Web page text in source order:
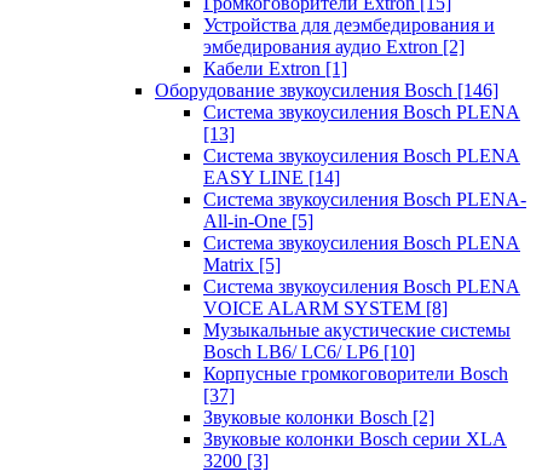
Устройства для деэмбедирования и
эмбедирования аудио Extron [2]
Кабели Extron [1]
Оборудование звукоусиления Bosch [146]
Система звукоусиления Bosch PLENA
[13]
Система звукоусиления Bosch PLENA
EASY LINE [14]
Система звукоусиления Bosch PLENA-
All-in-One [5]
Система звукоусиления Bosch PLENA
Matrix [5]
Система звукоусиления Bosch PLENA
VOICE ALARM SYSTEM [8]
Музыкальные акустические системы
Bosch LB6/ LC6/ LP6 [10]
Корпусные громкоговорители Bosch
[37]
Звуковые колонки Bosch [2]
Звуковые колонки Bosch серии XLA
3200 [3]